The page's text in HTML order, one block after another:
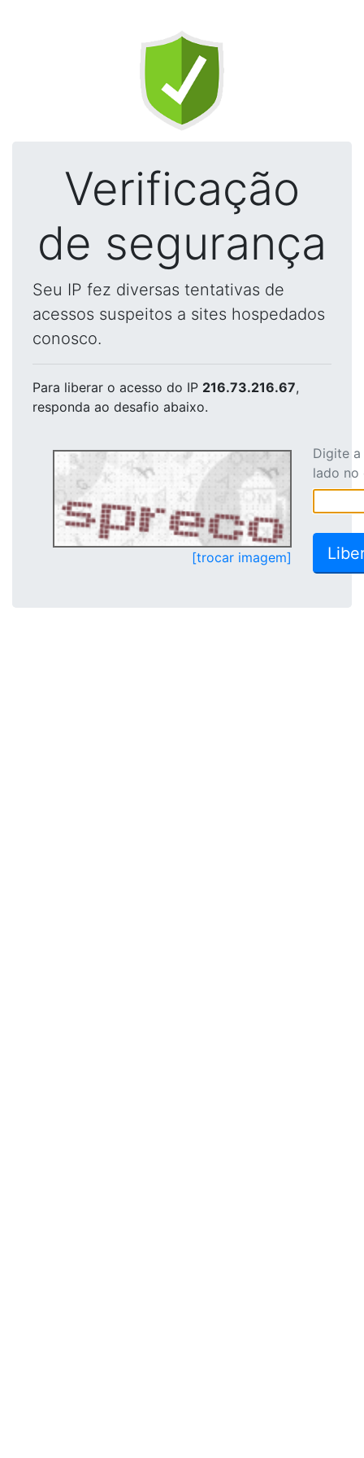
Verificação
de segurança
Seu IP fez diversas tentativas de
acessos suspeitos a sites hospedados
conosco.
Para liberar o acesso do IP 216.73.216.67,
responda ao desafio abaixo.
[trocar imagem]
Digite
lado no